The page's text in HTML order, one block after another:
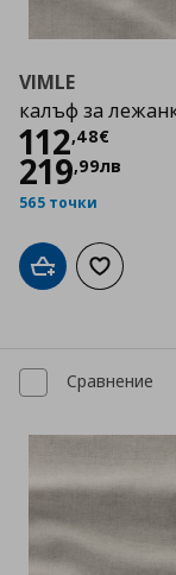
VIMLE
калъф за
112,48€
Цена
219,99лв
565 точки
Добави вДобави
Сравнение